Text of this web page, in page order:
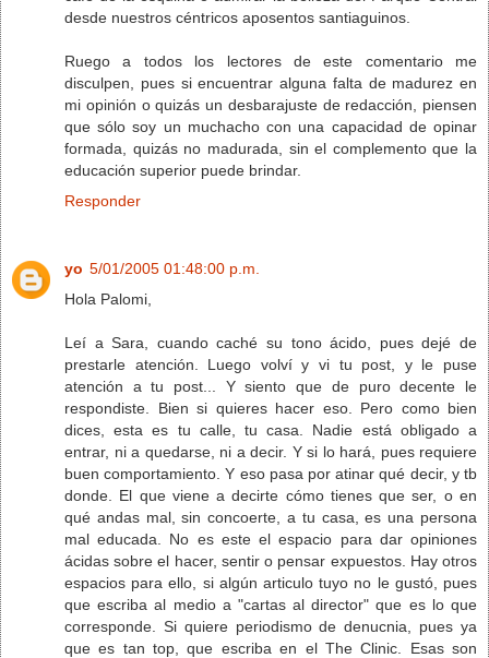
desde nuestros céntricos aposentos santiaguinos.
Ruego a todos los lectores de este comentario me
disculpen, pues si encuentrar alguna falta de madurez en
mi opinión o quizás un desbarajuste de redacción, piensen
que sólo soy un muchacho con una capacidad de opinar
formada, quizás no madurada, sin el complemento que la
educación superior puede brindar.
Responder
yo 5/01/2005 01:48:00 p.m.
Hola Palomi,
Leí a Sara, cuando caché su tono ácido, pues dejé de
prestarle atención. Luego volví y vi tu post, y le puse
atención a tu post... Y siento que de puro decente le
respondiste. Bien si quieres hacer eso. Pero como bien
dices, esta es tu calle, tu casa. Nadie está obligado a
entrar, ni a quedarse, ni a decir. Y si lo hará, pues requiere
buen comportamiento. Y eso pasa por atinar qué decir, y tb
donde. El que viene a decirte cómo tienes que ser, o en
qué andas mal, sin concoerte, a tu casa, es una persona
mal educada. No es este el espacio para dar opiniones
ácidas sobre el hacer, sentir o pensar expuestos. Hay otros
espacios para ello, si algún articulo tuyo no le gustó, pues
que escriba al medio a "cartas al director" que es lo que
corresponde. Si quiere periodismo de denucnia, pues ya
que es tan top, que escriba en el The Clinic. Esas son